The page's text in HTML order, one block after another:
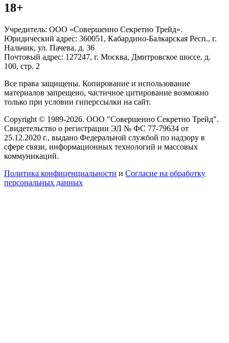
18+
Учредитель: ООО «Совершенно Секретно Трейд».
Юридический адрес: 360051, Кабардино-Балкарская Респ., г.
Нальчик, ул. Пачева, д. 36
Почтовый адрес: 127247, г. Москва, Дмитровское шоссе, д.
100, стр. 2
Все права защищены. Копирование и использование
материалов запрещено, частичное цитирование возможно
только при условии гиперссылки на сайт.
Copyright © 1989-2026. ООО "Совершенно Секретно Трейд".
Свидетельство о регистрации ЭЛ № ФС 77-79634 от
25.12.2020 г., выдано Федеральной службой по надзору в
сфере связи, информационных технологий и массовых
коммуникаций.
Политика конфиценциальности и Согласие на обработку
персональных данных